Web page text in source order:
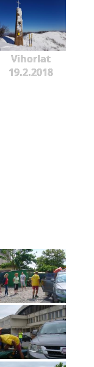
Vihorlat
19.2.2018